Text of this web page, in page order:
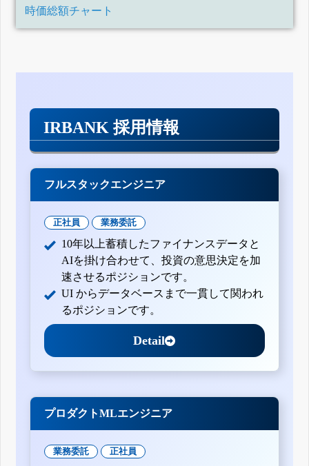
時価総額チャート
IRBANK 採用情報
フルスタックエンジニア
正社員 業務委託
10年以上蓄積したファイナンスデータと
AIを掛け合わせて、投資の意思決定を加
速させるポジションです。
UI からデータベースまで一貫して関われ
るポジションです。
Detail
プロダクトMLエンジニア
業務委託 正社員